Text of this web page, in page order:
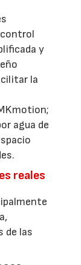
y
la
agua de
reales
de las